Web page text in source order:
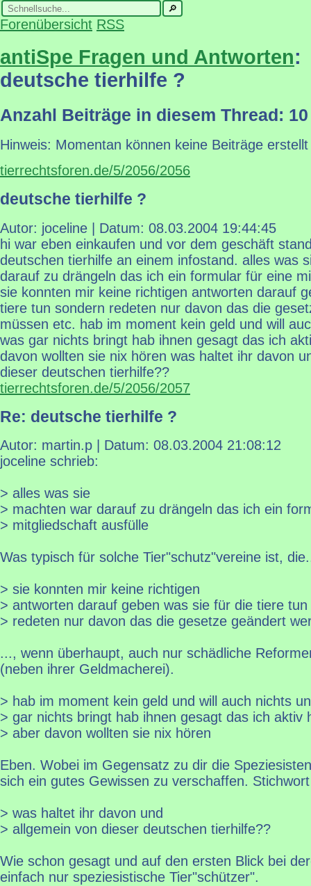
Forenübersicht RSS
antiSpe Fragen und Antworten:
deutsche tierhilfe ?
Anzahl Beiträge in diesem Thread: 10
Hinweis: Momentan können keine Beiträge
tierrechtsforen.de/5/2056/2056
deutsche tierhilfe ?
Autor: joceline | Datum: 08.03.2004 19:44:45
hi war eben einkaufen und vor dem geschäft
deutschen tierhilfe an einem infostand. alles was
darauf zu drängeln das ich ein formular für eine
sie konnten mir keine richtigen antworten darauf
tiere tun sondern redeten nur davon das die
müssen etc. hab im moment kein geld und will
was gar nichts bringt hab ihnen gesagt das ich
davon wollten sie nix hören was haltet ihr davon
dieser deutschen tierhilfe??
tierrechtsforen.de/5/2056/2057
Re: deutsche tierhilfe ?
Autor: martin.p | Datum: 08.03.2004 21:08:12
joceline schrieb:
> alles was sie
> machten war darauf zu drängeln das ich ein
> mitgliedschaft ausfülle
Was typisch für solche Tier"schutz"vereine ist,
> sie konnten mir keine richtigen
> antworten darauf geben was sie für die tiere
> redeten nur davon das die gesetze geändert
..., wenn überhaupt, auch nur schädliche
(neben ihrer Geldmacherei).
> hab im moment kein geld und will auch nichts
> gar nichts bringt hab ihnen gesagt das ich aktiv
> aber davon wollten sie nix hören
Eben. Wobei im Gegensatz zu dir die
sich ein gutes Gewissen zu verschaffen.
> was haltet ihr davon und
> allgemein von dieser deutschen tierhilfe??
Wie schon gesagt und auf den ersten Blick bei
einfach nur speziesistische Tier"schützer".